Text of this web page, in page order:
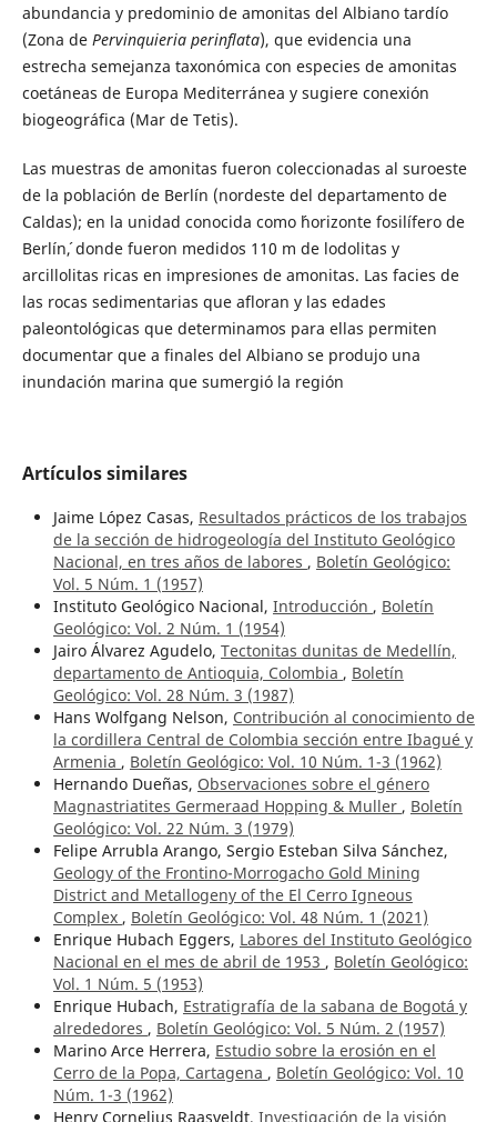
abundancia y predominio de amonitas del Albiano tardío
(Zona de Pervinquieria perinflata), que evidencia una
estrecha semejanza taxonómica con especies de amonitas
coetáneas de Europa Mediterránea y sugiere conexión
biogeográfica (Mar de Tetis).
Las muestras de amonitas fueron coleccionadas al suroeste
de la población de Berlín (nordeste del departamento de
Caldas); en la unidad conocida como ´horizonte fosilífero de
Berlín´, donde fueron medidos 110 m de lodolitas y
arcillolitas ricas en impresiones de amonitas. Las facies de
las rocas sedimentarias que afloran y las edades
paleontológicas que determinamos para ellas permiten
documentar que a finales del Albiano se produjo una
inundación marina que sumergió la región
Artículos similares
Jaime López Casas, Resultados prácticos de los trabajos
de la sección de hidrogeología del Instituto Geológico
Nacional, en tres años de labores , Boletín Geológico:
Vol. 5 Núm. 1 (1957)
Instituto Geológico Nacional, Introducción , Boletín
Geológico: Vol. 2 Núm. 1 (1954)
Jairo Álvarez Agudelo, Tectonitas dunitas de Medellín,
departamento de Antioquia, Colombia , Boletín
Geológico: Vol. 28 Núm. 3 (1987)
Hans Wolfgang Nelson, Contribución al conocimiento de
la cordillera Central de Colombia sección entre Ibagué y
Armenia , Boletín Geológico: Vol. 10 Núm. 1-3 (1962)
Hernando Dueñas, Observaciones sobre el género
Magnastriatites Germeraad Hopping & Muller , Boletín
Geológico: Vol. 22 Núm. 3 (1979)
Felipe Arrubla Arango, Sergio Esteban Silva Sánchez,
Geology of the Frontino-Morrogacho Gold Mining
District and Metallogeny of the El Cerro Igneous
Complex , Boletín Geológico: Vol. 48 Núm. 1 (2021)
Enrique Hubach Eggers, Labores del Instituto Geológico
Nacional en el mes de abril de 1953 , Boletín Geológico:
Vol. 1 Núm. 5 (1953)
Enrique Hubach, Estratigrafía de la sabana de Bogotá y
alrededores , Boletín Geológico: Vol. 5 Núm. 2 (1957)
Marino Arce Herrera, Estudio sobre la erosión en el
Cerro de la Popa, Cartagena , Boletín Geológico: Vol. 10
Núm. 1-3 (1962)
Henry Cornelius Raasveldt, Investigación de la visión